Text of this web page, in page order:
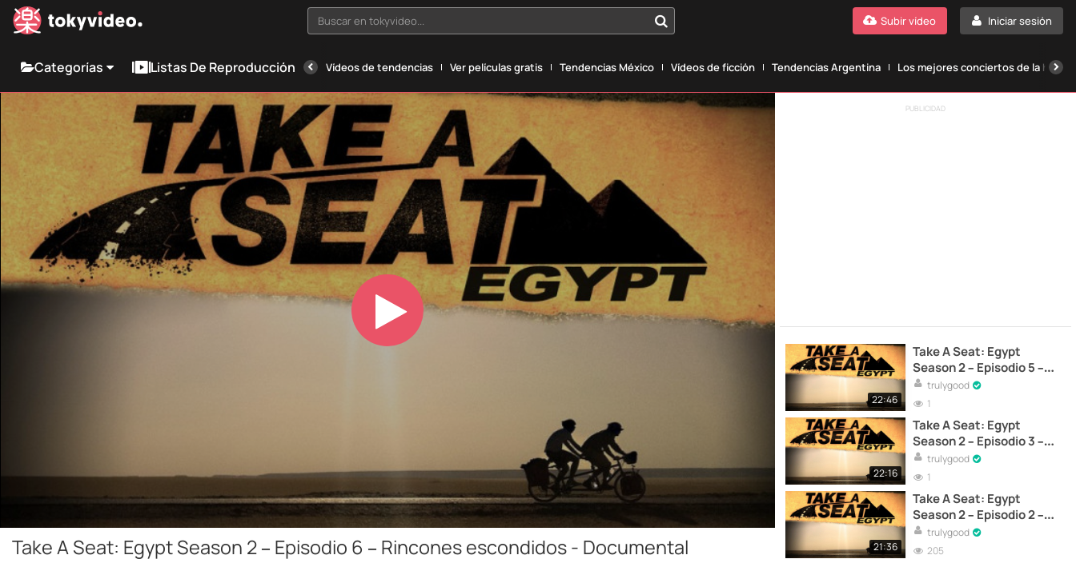
Buscar en tokyvideo... Iniciar sesión
Subir vídeo
Categorías Listas De Reproducción Vídeos de tendencias Ver películas gratis Tendencias México Vídeos de ficción Tendencias Argentina Los mejores conciertos de la
Play
Take A Seat: Egypt Season 2 – Episodio 6 – Rincones escondidos - Documental
PUBLICIDAD
22:46
Take A Seat: Egypt
Season 2 – Episodio 5 –
Encuentros culturales -
Documental
trulygood
1
22:16
Take A Seat: Egypt
Season 2 – Episodio 3 –
Ríos y monumentos -
Documental
trulygood
1
21:36
Take A Seat: Egypt
Season 2 – Episodio 2 –
Explorando los caminos
secundarios -
trulygood
205